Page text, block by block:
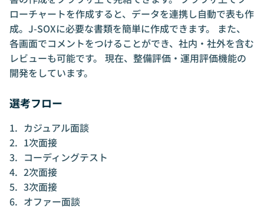
ローチャートを作成すると、データを連携し自動で表も作
成。J-SOXに必要な書類を簡単に作成できます。 また、
各画面でコメントをつけることができ、社内・社外を含む
レビューも可能です。 現在、整備評価・運用評価機能の
開発をしています。
選考フロー
カジュアル面談
1次面接
コーディングテスト
2次面接
3次面接
オファー面談